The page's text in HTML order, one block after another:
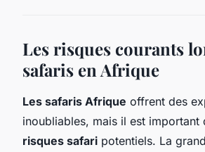
Les risques courants
safaris en Afrique
Les safaris Afrique offrent des
inoubliables, mais il est important
risques safari potentiels. La